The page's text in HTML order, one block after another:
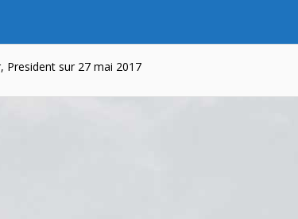
President sur 27 mai 2017